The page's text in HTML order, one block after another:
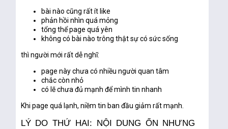
bài nào cũng rất ít like
phản hồi nhìn quá mỏng
tổng thể page quá yên
không có bài nào trông thật sự có sức sống
thì người mới rất dễ nghĩ:
page này chưa có nhiều người quan tâm
chắc còn nhỏ
có lẽ chưa đủ mạnh để mình tin nhanh
Khi page quá lạnh, niềm tin ban đầu giảm rất mạnh.
LÝ DO THỨ HAI: NỘI DUNG ỔN NHƯNG